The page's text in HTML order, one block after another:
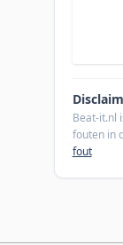
Beat-it.nl
fouten in
fout